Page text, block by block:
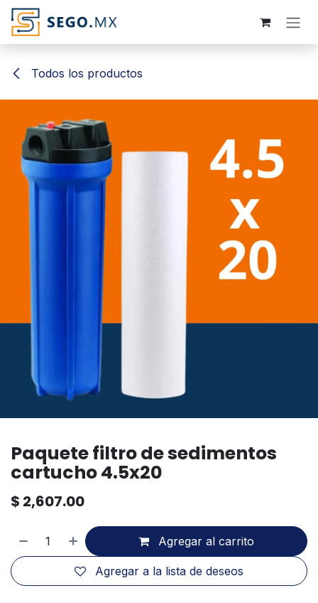
Ir al contenido
Todos los productos
Paquete filtro de sedimentos
cartucho 4.5x20
$ 2,607.00
Agregar al carrito
Agregar a la lista de deseos